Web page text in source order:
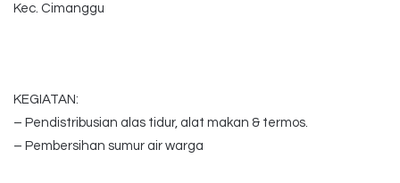
Kec. Cimanggu
KEGIATAN:
– Pendistribusian alas tidur, alat makan & termos.
– ⁠Pembersihan sumur air warga